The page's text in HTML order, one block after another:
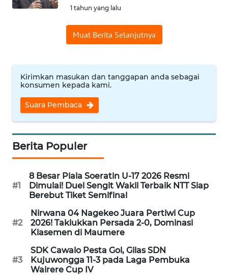
1 tahun yang lalu
Muat Berita Selanjutnya
Kirimkan masukan dan tanggapan anda sebagai
konsumen kepada kami.
Suara Pembaca
Berita Populer
#1
8 Besar Piala Soeratin U-17 2026 Resmi
Dimulai! Duel Sengit Wakil Terbaik NTT Siap
Berebut Tiket Semifinal
#2
Nirwana 04 Nagekeo Juara Pertiwi Cup
2026! Taklukkan Persada 2-0, Dominasi
Klasemen di Maumere
#3
SDK Cawalo Pesta Gol, Gilas SDN
Kujuwongga 11-3 pada Laga Pembuka
Wairere Cup IV
WN
WN
WN
DANAU
TOBA
NIAS
LANGKAT
WN
TAPANULI
SELATAN